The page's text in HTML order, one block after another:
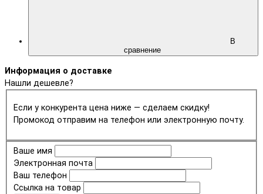
В
сравнение
Информация о доставке
Нашли дешевле?
Если у конкурента цена ниже — сделаем скидку!
Промокод отправим на телефон или электронную почту.
Ваше имя
Электронная почта
Ваш телефон
Ссылка на товар